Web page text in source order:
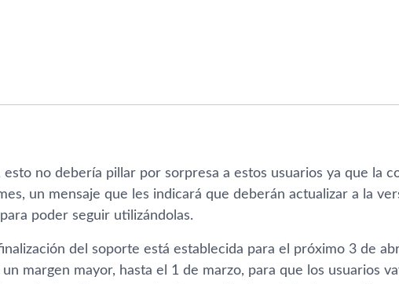
esto no deberí­a pillar por sorpresa a estos usuarios ya que la
un mensaje que les indicará que deberán actualizar a la
poder seguir utilizándolas.
del soporte está establecida para el próximo 3 de
margen mayor, hasta el 1 de marzo, para que los usuarios